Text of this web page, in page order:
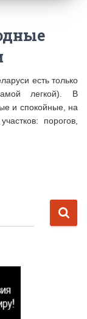
есть только
легкой). В
и спокойные, на
порогов,